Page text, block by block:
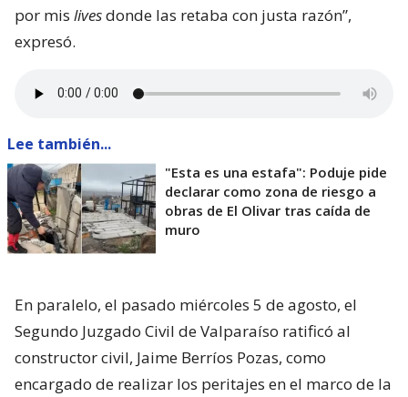
por mis livesdonde las retaba con justa razón”,
expresó.
Lee también...
"Esta es una estafa": Poduje pide
declarar como zona de riesgo a
obras de El Olivar tras caída de
muro
En paralelo, el pasado miércoles 5 de agosto, el
Segundo Juzgado Civil de Valparaíso ratificó al
constructor civil, Jaime Berríos Pozas, como
encargado de realizar los peritajes en el marco de la